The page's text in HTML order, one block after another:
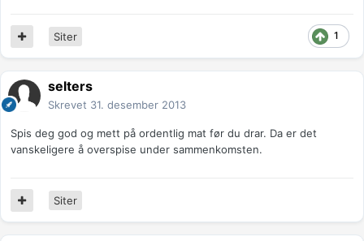
1
Siter
selters
Skrevet 31. desember 2013
Spis deg god og mett på ordentlig mat før du drar. Da er det
vanskeligere å overspise under sammenkomsten.
Siter